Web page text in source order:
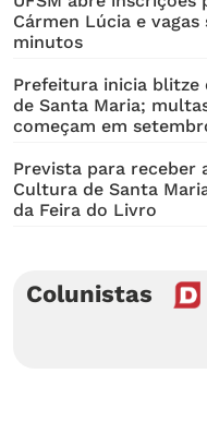
Cármen Lúcia e
minutos
Prefeitura inicia blitze
de Santa Maria;
começam em
Prevista para receber
Cultura de Santa
da Feira do Livro
Colunistas